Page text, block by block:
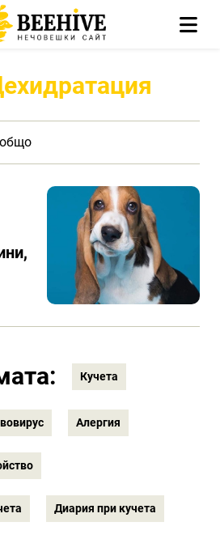
общо
Кучета
Алергия
Диария при кучета